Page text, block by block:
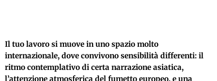
Il tuo lavoro si muove in uno spazio molto
internazionale, dove convivono sensibilità differenti: il
ritmo contemplativo di certa narrazione asiatica,
l’attenzione atmosferica del fumetto europeo, e una